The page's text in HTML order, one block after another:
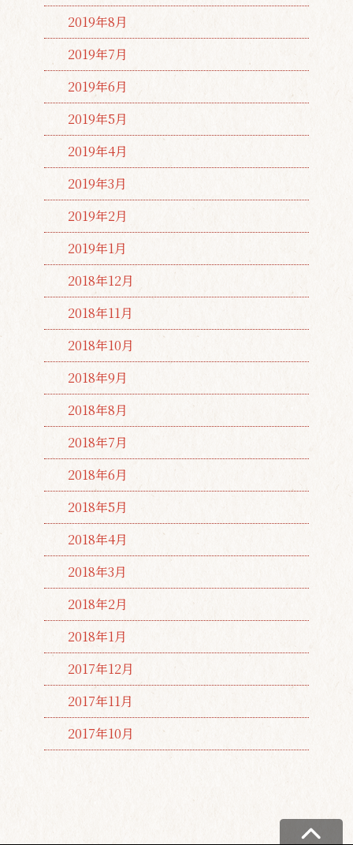
2019年8月
2019年7月
2019年6月
2019年5月
2019年4月
2019年3月
2019年2月
2019年1月
2018年12月
2018年11月
2018年10月
2018年9月
2018年8月
2018年7月
2018年6月
2018年5月
2018年4月
2018年3月
2018年2月
2018年1月
2017年12月
2017年11月
2017年10月